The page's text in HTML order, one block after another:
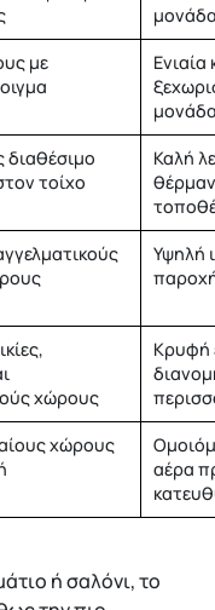
με
τοίχο
Καλή
Υψηλή
χώρους
Κρυφή
χώρους
αέρα
ή σαλόνι, το